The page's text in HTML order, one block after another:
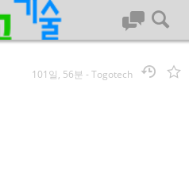
101일, 56분 -Togotech